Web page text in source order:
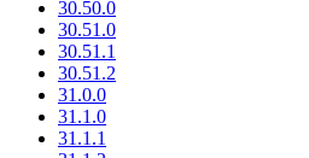
30.50.0
30.51.0
30.51.1
30.51.2
31.0.0
31.1.0
31.1.1